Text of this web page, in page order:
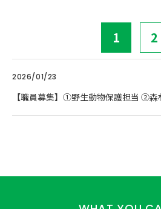
1 2
2026/01/23
【職員募集】①野生動物保護担当 ②森